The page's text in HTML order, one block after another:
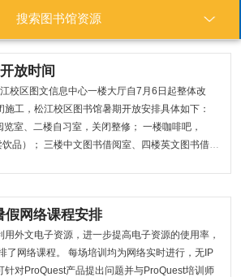
搜索图书馆资源
放时间
校区图文信息中心一楼大厅自7月6日起整体改
工，松江校区图书馆暑期开放安排具体如下：
室、二楼自习室，关闭整修； 一楼咖啡吧，
品）； 三楼中文图书借阅室、四楼英文图书借阅
假网络课程安排
外文电子资源，进一步提高电子资源的使用率，
了网络课程。 每场培训均为网络实时进行，无IP
针对ProQuest产品提出问题并与ProQuest培训师